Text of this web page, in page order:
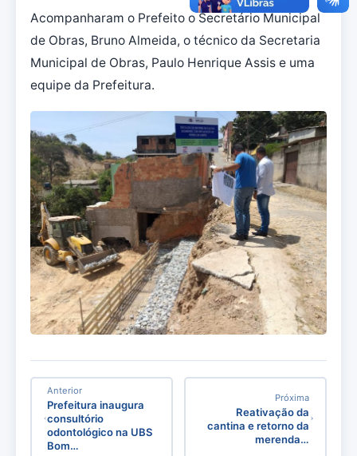
Acompanharam o Prefeito o Secretário Municipal
de Obras, Bruno Almeida, o técnico da Secretaria
Municipal de Obras, Paulo Henrique Assis e uma
equipe da Prefeitura.
Anterior
Prefeitura inaugura
consultório
odontológico na UBS
Bom…
Próxima
Reativação da
cantina e retorno da
merenda…